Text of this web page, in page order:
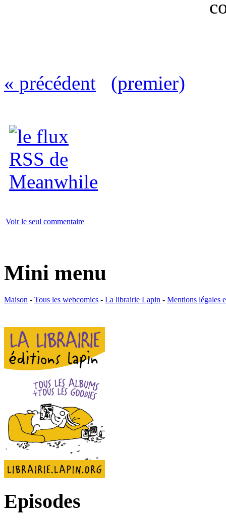
« précédent (premier)
Voir le seul commentaire
Mini menu
Maison - Tous les webcomics - La librairie Lapin - Mentions légales
Episodes